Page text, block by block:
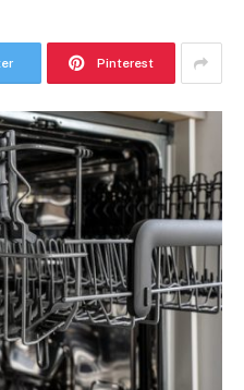
Pinterest